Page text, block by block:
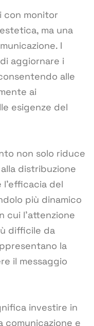
con monitor
ma una
I
aggiornare i
alle
ai
esigenze del
non solo riduce
distribuzione
del
più dinamico
cui l’attenzione
difficile da
la
il messaggio
investire in
comunicazione e